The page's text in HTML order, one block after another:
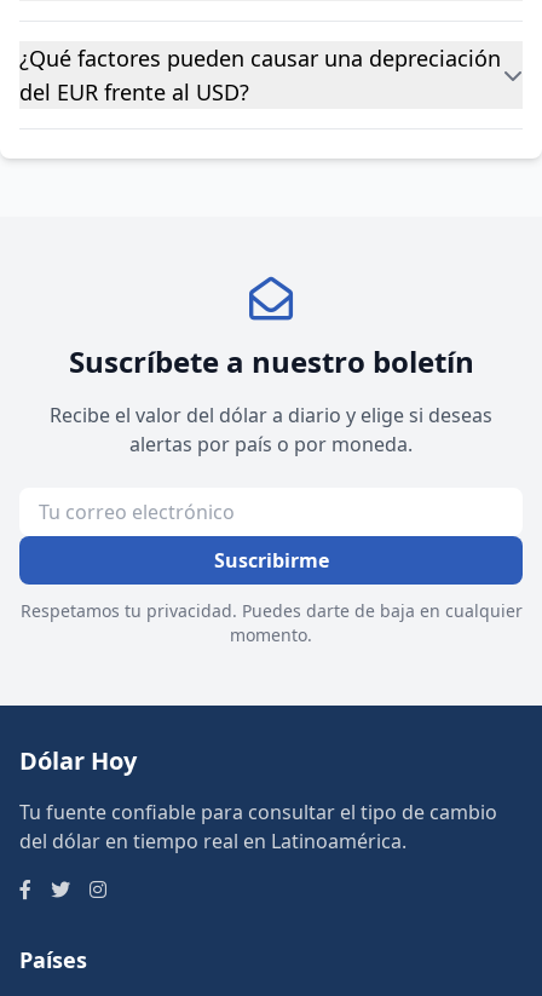
¿Qué factores pueden causar una depreciación
del EUR frente al USD?
Suscríbete a nuestro boletín
Recibe el valor del dólar a diario y elige si deseas
alertas por país o por moneda.
Suscribirme
Respetamos tu privacidad. Puedes darte de baja en cualquier
momento.
Dólar Hoy
Tu fuente confiable para consultar el tipo de cambio
del dólar en tiempo real en Latinoamérica.
Países